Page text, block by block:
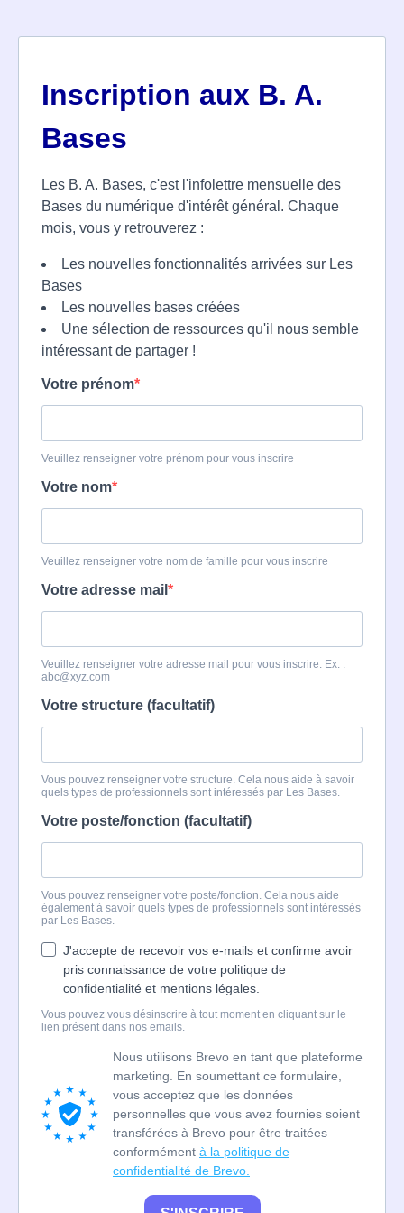
Inscription aux B. A.
Bases
Les B. A. Bases, c'est l'infolettre mensuelle des
Bases du numérique d'intérêt général. Chaque
mois, vous y retrouverez :
Les nouvelles fonctionnalités arrivées sur Les
Bases
Les nouvelles bases créées
Une sélection de ressources qu'il nous semble
intéressant de partager !
Votre prénom
Veuillez renseigner votre prénom pour vous inscrire
Votre nom
Veuillez renseigner votre nom de famille pour vous inscrire
Votre adresse mail
Veuillez renseigner votre adresse mail pour vous inscrire. Ex. :
abc@xyz.com
Votre structure (facultatif)
Vous pouvez renseigner votre structure. Cela nous aide à savoir
quels types de professionnels sont intéressés par Les Bases.
Votre poste/fonction (facultatif)
Vous pouvez renseigner votre poste/fonction. Cela nous aide
également à savoir quels types de professionnels sont intéressés
par Les Bases.
J'accepte de recevoir vos e-mails et confirme avoir
pris connaissance de votre politique de
confidentialité et mentions légales.
Vous pouvez vous désinscrire à tout moment en cliquant sur le
lien présent dans nos emails.
Nous utilisons Brevo en tant que plateforme
marketing. En soumettant ce formulaire,
vous acceptez que les données
personnelles que vous avez fournies soient
transférées à Brevo pour être traitées
conformément à la politique de
confidentialité de Brevo.